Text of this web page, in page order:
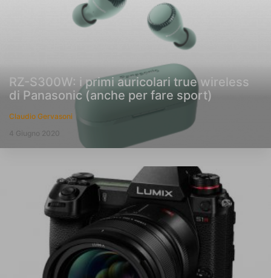
RZ-S300W: i primi auricolari true wireless
di Panasonic (anche per fare sport)
Claudio Gervasoni
4 Giugno 2020